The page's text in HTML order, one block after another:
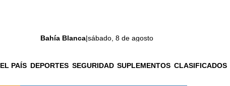
Bahía Blanca|sábado, 8 de agosto
EL PAÍS DEPORTES SEGURIDAD SUPLEMENTOS CLASIFICADOS